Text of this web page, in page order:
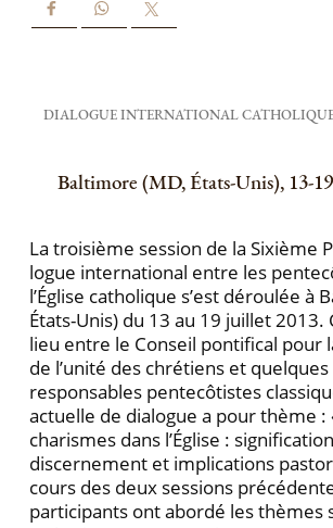
DIALOGUE INTERNATIONAL
Baltimore (MD, États-Unis), 13-
La troisième session de la Sixième
logue international entre les
l’Église catholique s’est déroulée à
États-Unis) du 13 au 19 juillet 2013.
lieu entre le Conseil pontifical pour
de l’unité des chrétiens et quelques
responsables pentecô­tistes
actuelle de dialogue a pour thème :
charismes dans l’Église :
discernement et implications
cours des deux sessions
participants ont abordé les thèmes